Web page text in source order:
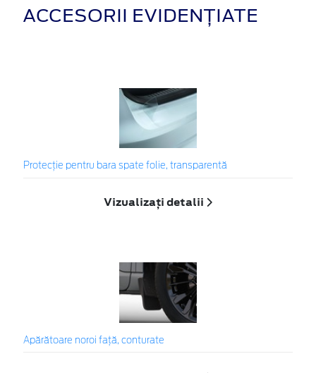
ACCESORII EVIDENȚIATE
Protecţie pentru bara spate folie, transparentă
Vizualizați detalii
Apărătoare noroi față, conturate